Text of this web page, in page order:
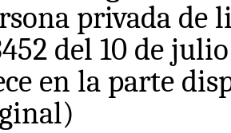
privada de
del 10 de
en la parte